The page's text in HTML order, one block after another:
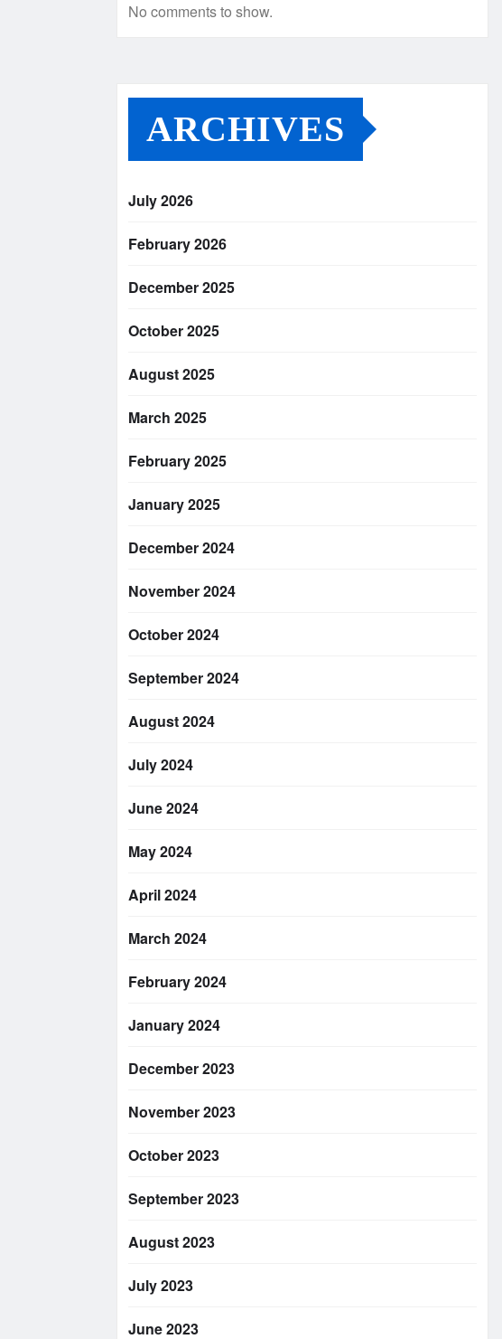
No comments to show.
ARCHIVES
July 2026
February 2026
December 2025
October 2025
August 2025
March 2025
February 2025
January 2025
December 2024
November 2024
October 2024
September 2024
August 2024
July 2024
June 2024
May 2024
April 2024
March 2024
February 2024
January 2024
December 2023
November 2023
October 2023
September 2023
August 2023
July 2023
June 2023